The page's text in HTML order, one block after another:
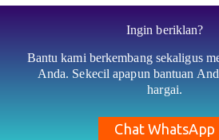
Ingin beriklan?
Bantu kami berkembang sekaligus
Anda. Sekecil apapun bantuan
hargai.
Chat WhatsApp